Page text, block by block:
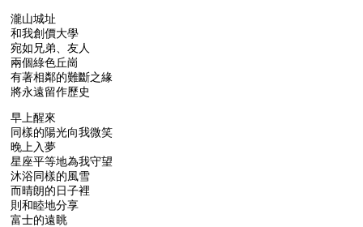
瀧山城址
和我創價大學
宛如兄弟、友人
兩個綠色丘崗
有著相鄰的難斷之緣
將永遠留作歷史
早上醒來
同樣的陽光向我微笑
晚上入夢
星座平等地為我守望
沐浴同樣的風雪
而晴朗的日子裡
則和睦地分享
富士的遠眺